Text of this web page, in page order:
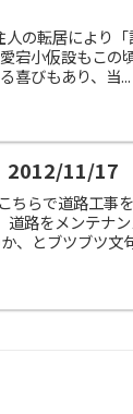
の転居により
宕小仮設もこの
喜びもあり、当...
2012/11/17
ちらで道路工事
路をメンテナン
、とブツブツ文